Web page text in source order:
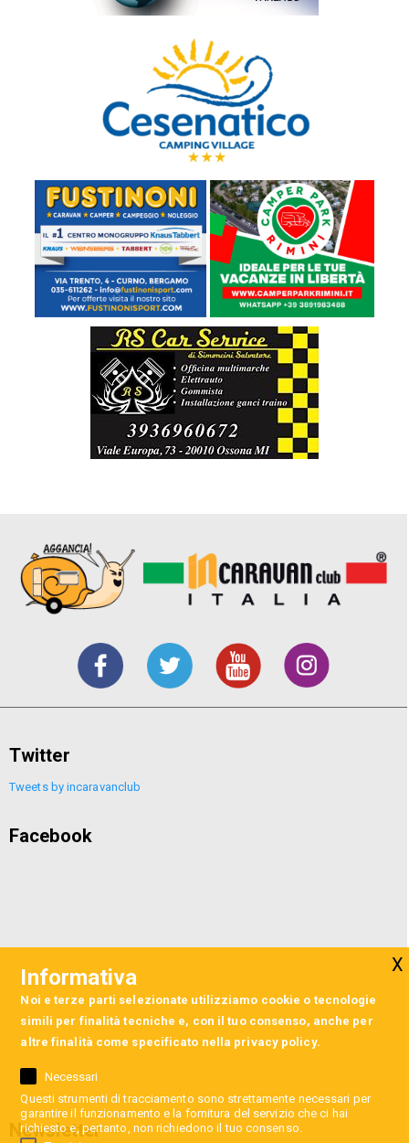
Twitter
Tweets by incaravanclub
Facebook
Newsletter
Informativa
Noi e terze parti selezionate utilizziamo cookie o tecnologie
simili per finalità tecniche e, con il tuo consenso, anche per
altre finalità come specificato nella privacy policy.
Necessari
Questi strumenti di tracciamento sono strettamente necessari per
garantire il funzionamento e la fornitura del servizio che ci hai
richiesto e, pertanto, non richiedono il tuo consenso.